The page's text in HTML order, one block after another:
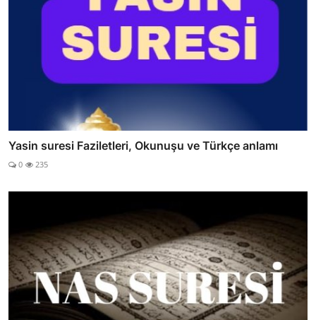
Yasin suresi Faziletleri, Okunuşu ve Türkçe anlamı
0 235